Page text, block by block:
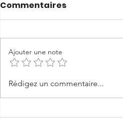
En route en mai 2026:
Jour 25
Commentaires
Ajouter une note
Rédigez un commentaire...